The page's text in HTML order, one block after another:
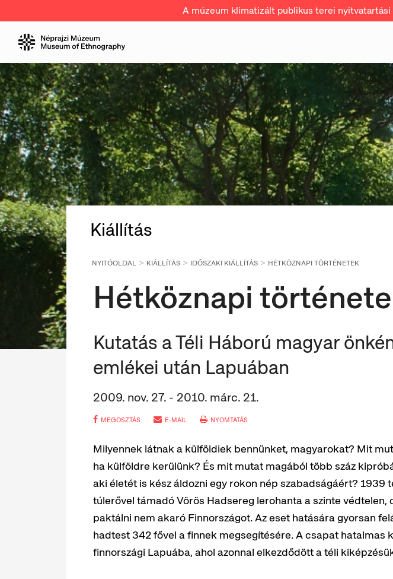
A múzeum klimatizált publikus terei
Kiállítás
NYITÓOLDAL KIÁLLÍTÁS IDŐSZAKI KIÁLLÍTÁS HÉTKÖZNAPI TÖRTÉNETEK
Hétköznapi
Kutatás a Téli Háború magyar
emlékei után Lapuában
2009. nov. 27. - 2010. márc. 21.
MEGOSZTÁS E-MAIL NYOMTATÁS
Milyennek látnak a külföldiek bennünket, magyarokat? Mit
ha külföldre kerülünk? És mit mutat magából több száz
aki életét is kész áldozni egy rokon nép szabadságáért? 1939
túlerővel támadó Vörös Hadsereg lerohanta a szinte védtelen,
paktálni nem akaró Finnországot. Az eset hatására gyorsan
hadtest 342 fővel a finnek megsegítésére. A csapat hatalmas
finnországi Lapuába, ahol azonnal elkezdődött a téli